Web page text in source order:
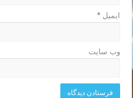
ایمیل*
وب‌ سایت